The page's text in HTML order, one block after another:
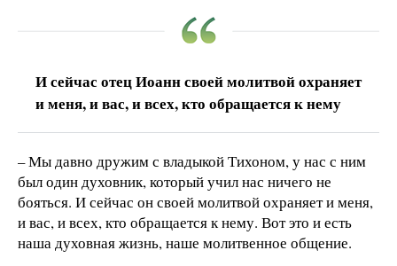
И сейчас отец Иоанн своей молитвой охраняет
и меня, и вас, и всех, кто обращается к нему
– Мы давно дружим с владыкой Тихоном, у нас с ним
был один духовник, который учил нас ничего не
бояться. И сейчас он своей молитвой охраняет и меня,
и вас, и всех, кто обращается к нему. Вот это и есть
наша духовная жизнь, наше молитвенное общение.